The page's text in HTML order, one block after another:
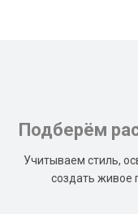
Подберём
Учитываем стиль,
создать живое